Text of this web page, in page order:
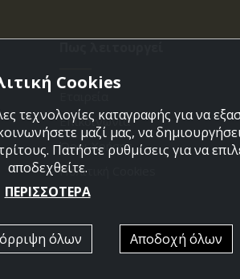
Επικοινωνια
Όροι Χρήσης
Πολιτική Cookies
Cookies
τεχνολογίες καταγραφής για να
μαζί μας, να
Πατήστε ρυθμίσεις για να
αποδεχθείτε.
ΠΕΡΙΣΣΟΤΕΡΑ
όλων Αποδοχή όλων